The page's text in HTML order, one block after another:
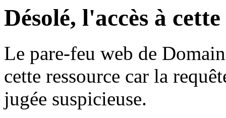
Désolé, l'accès à
Le pare-feu web de
cette ressource car la
jugée suspicieuse.